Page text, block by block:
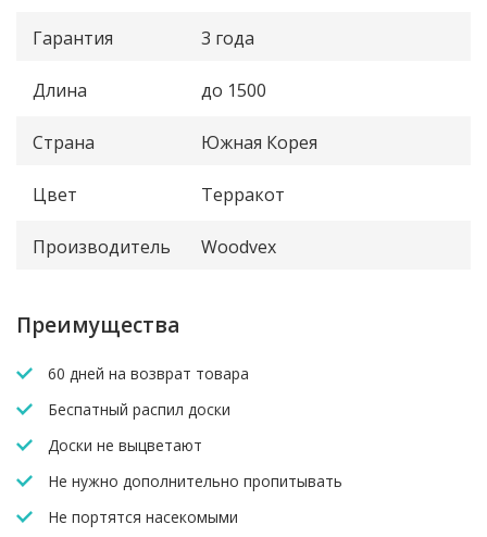
Гарантия 3 года
Длина до 1500
Страна Южная Корея
Цвет Терракот
Производитель Woodvex
Преимущества
60 дней на возврат товара
Беспатный распил доски
Доски не выцветают
Не нужно дополнительно пропитывать
Не портятся насекомыми